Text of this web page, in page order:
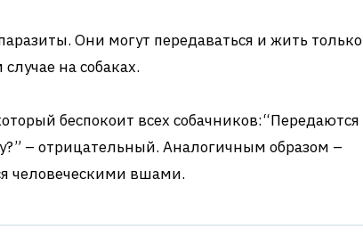
Они могут передаваться и жить только
на собаках.
беспокоит всех собачников:“Передаются
– отрицательный. Аналогичным образом –
человеческими вшами.